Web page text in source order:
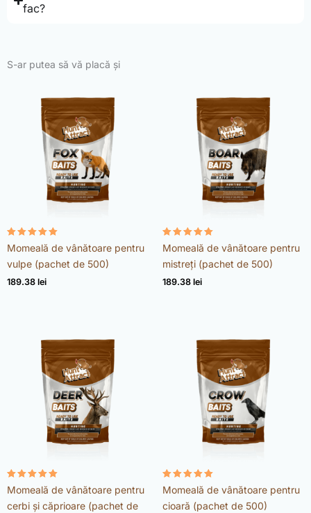
fac?
S-ar putea să vă placă și
Evaluat la
4.98
din 5
Momeală de vânătoare pentru
vulpe (pachet de 500)
189.38 lei
Evaluat la
4.92
din 5
Momeală de vânătoare pentru
mistreți (pachet de 500)
189.38 lei
Evaluat la
4.98
din 5
Momeală de vânătoare pentru
cerbi și căprioare (pachet de
Evaluat la
4.96
din 5
Momeală de vânătoare pentru
cioară (pachet de 500)